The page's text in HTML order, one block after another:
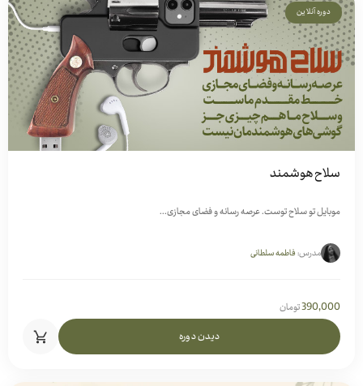
دوره آنلاین
سلاح هوشمند
موبایل تو سلاح توست. عرصه رسانه و فضای مجازی...
مدرس:فاطمه سلطانی
390,000تومان
دیدن دوره